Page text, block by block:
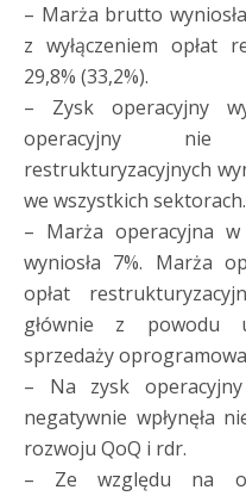
– Marża brutto
z wyłączeniem opłat
29,8% (33,2%).
– Zysk operacyjny
operacyjny nie
restrukturyzacyjnych
we wszystkich sektorach.
– Marża operacyjna w
wyniosła 7%. Marża
opłat
głównie z powodu
sprzedaży
– Na zysk
negatywnie wpłynęła
rozwoju QoQ i rdr.
– Ze względu na